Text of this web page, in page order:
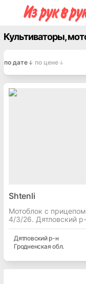
Культиваторы,
по дате по цене
Shtenli
Мотоблок с
4/3/26. Дятловский
Дятловскийр-н
Гродненская обл.